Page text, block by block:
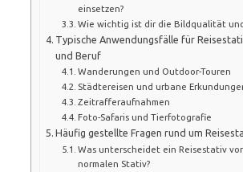
einsetzen?
Wie wichtig ist dir die Bildqualität
Typische Anwendungsfälle für
und Beruf
Wanderungen und Outdoor-Touren
Städtereisen und urbane
Zeitrafferaufnahmen
Foto-Safaris und Tierfotografie
Häufig gestellte Fragen rund um
Was unterscheidet ein Reisestativ
normalen Stativ?